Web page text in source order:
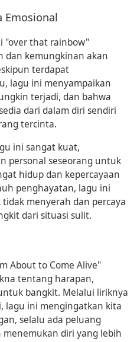
Emosional
"over that rainbow"
dan kemungkinan akan
terdapat
lagu ini menyampaikan
terjadi, dan bahwa
dari dalam diri sendiri
tercinta.
ini sangat kuat,
personal seseorang untuk
hidup dan kepercayaan
penghayatan, lagu ini
menyerah dan percaya
dari situasi sulit.
About to Come Alive"
tentang harapan,
bangkit. Melalui liriknya
lagu ini mengingatkan kita
selalu ada peluang
diri yang lebih